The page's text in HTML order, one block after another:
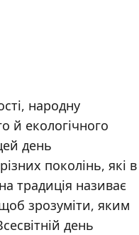
народну
й екологічного
день
поколінь, які в
традиція називає
зрозуміти, яким
день